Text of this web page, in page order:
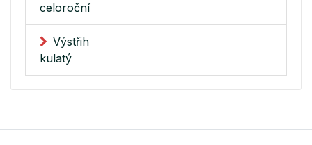
celoroční
Výstřih
kulatý